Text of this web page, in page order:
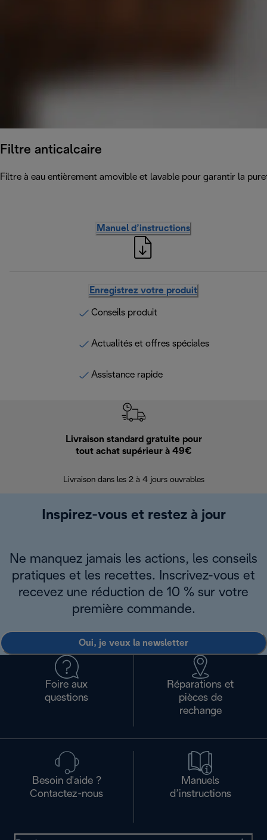
Filtre anticalcaire
Filtre à eau entièrement amovible et lavable pour garantir la
Manuel d’instructions
Enregistrez votre produit
Conseils produit
Actualités et offres spéciales
Assistance rapide
Livraison standard gratuite pour
tout achat supérieur à 49€
Livraison dans les 2 à 4 jours ouvrables
Inspirez-vous et restez à jour
Ne manquez jamais les actions, les conseils
pratiques et les recettes. Inscrivez-vous et
recevez une réduction de 10 % sur votre
première commande.
Oui, je veux la newsletter
Foire aux
questions
Réparations et
pièces de
rechange
Besoin d'aide ?
Contactez-nous
Manuels
d’instructions